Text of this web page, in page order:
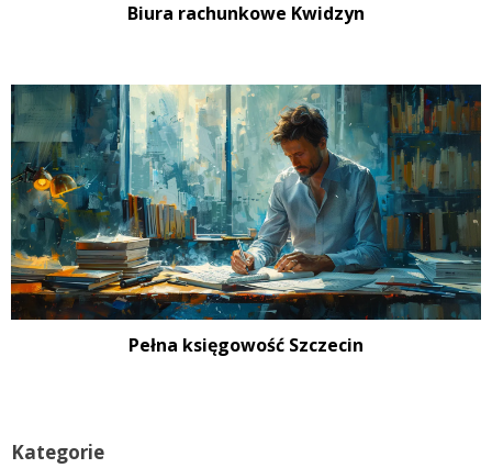
Biura rachunkowe Kwidzyn
Pełna księgowość Szczecin
Kategorie